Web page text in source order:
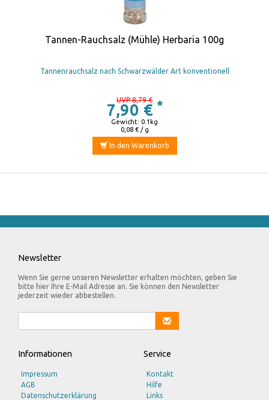
Tannen-Rauchsalz (Mühle) Herbaria 100g
Tannenrauchsalz nach Schwarzwälder Art konventionell
UVP 8,79 €
7,90 € *
0,08 € / g
Gewicht: 0.1kg
In den Warenkorb
Newsletter
Wenn Sie gerne unseren Newsletter erhalten möchten, geben Sie
bitte hier Ihre E-Mail Adresse an. Sie können den Newsletter
jederzeit wieder abbestellen.
Informationen
Impressum
AGB
Datenschutzerklärung
Service
Kontakt
Hilfe
Links